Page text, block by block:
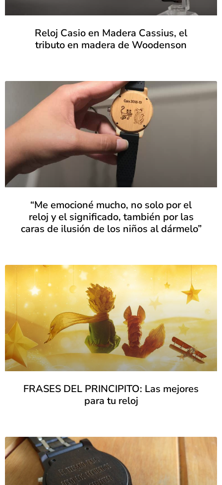
Reloj Casio en Madera Cassius, el
tributo en madera de Woodenson
“Me emocioné mucho, no solo por el
reloj y el significado, también por las
caras de ilusión de los niños al dármelo”
FRASES DEL PRINCIPITO: Las mejores
para tu reloj